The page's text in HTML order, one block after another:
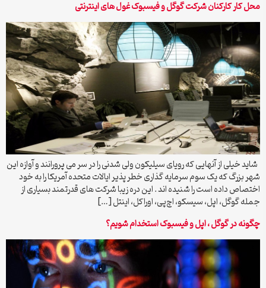
محل کار کارکنان شرکت گوگل و فیسبوک غول های اینترنتی
شاید خیلی از آنهایی که رویای سیلیکون ولی شدنی را در سر می پرورانند و آوازه این
شهر بزرگ که یک سوم سرمایه گذاری خطر پذیر ایالات متحده آمریکا را به خود
اختصاص داده است را شنیده اند . این دره زیبا شرکت های قدرتمند بسیاری از
جمله گوگل، اپل، سیسکو، اچ‌پی، اوراکل، اینتل […]
چگونه در گوگل ، اپل و فیسبوک استخدام شویم؟